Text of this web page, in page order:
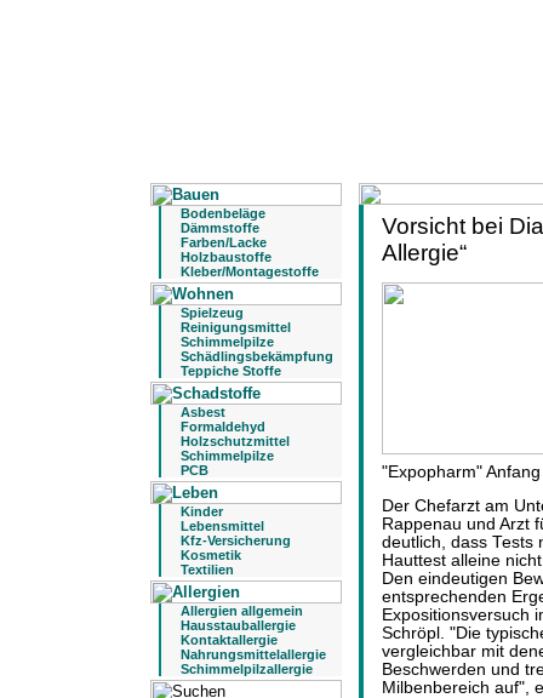
Bodenbeläge
Dämmstoffe
Farben/Lacke
Holzbaustoffe
Kleber/Montagestoffe
Spielzeug
Reinigungsmittel
Schimmelpilze
Schädlingsbekämpfung
Teppiche Stoffe
Asbest
Formaldehyd
Holzschutzmittel
Schimmelpilze
PCB
Kinder
Lebensmittel
Kfz-Versicherung
Kosmetik
Textilien
Allergien allgemein
Hausstauballergie
Kontaktallergie
Nahrungsmittelallergie
Schimmelpilzallergie
Vorsicht bei
Allergie“
"Expopharm"
Der Chefarzt am
Rappenau und Arzt
deutlich, dass Tests
Hauttest alleine
Den eindeutigen
entsprechenden
Expositionsversuch
Schröpl. "Die
vergleichbar mit
Beschwerden und
Milbenbereich auf",